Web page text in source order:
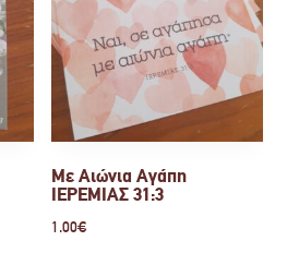
Με Αιώνια Αγάπη
ΙΕΡΕΜΙΑΣ 31:3
1.00€